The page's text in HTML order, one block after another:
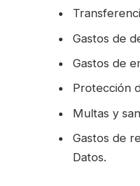
Gastos de
Gastos de
Protección
Multas y
Gastos de
Datos.